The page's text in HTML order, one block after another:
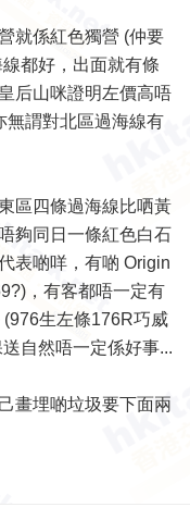
就係紅色獨營 (仲要
都好，出面就有條
后山咪證明左價高唔
無謂對北區過海線有
區四條過海線比哂黃
夠同日一條紅色白石
表啲咩，有啲 Origin
，有客都唔一定有
生左條176R巧威
自然唔一定係好事...
畫埋啲垃圾要下面兩